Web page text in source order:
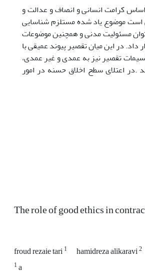
کرامت انسانی و انصاف و عدالت و
است موضوع یاد شده مستلزم شناسایی
مسئولیت مدنی و همچنین موضوعات
در این میان تقصیر پیوند عمیقی با
تقصیر نیز به عمدی و غیر عمدی،
.در اعتلای سطح اخلاق حسنه در امور
The role of good ethics in
froud rezaie tari1 hamidreza alikaravi2
1a